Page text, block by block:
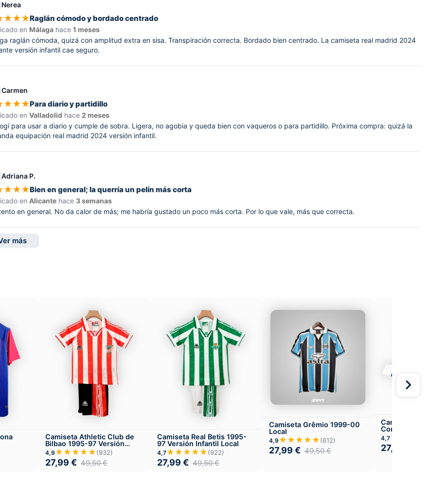
Nerea
★★★Raglán cómodo y bordado centrado
en Málaga hace1 meses
raglán cómoda, quizá con amplitud extra en sisa. Transpiración correcta. Bordado bien centrado. La camiseta real madrid 2024
versión infantil cae seguro.
Carmen
★★★Para diario y partidillo
enValladolid hace2 meses
para usar a diario y cumple de sobra. Ligera, no agobia y queda bien con vaqueros o para partidillo. Próxima compra: quizá la
equipación real madrid 2024 versión infantil.
Adriana P.
★★★Bien en general; la querría un pelín más corta
en Alicante hace 3 semanas
en general. No da calor de más; me habría gustado un poco más corta. Por lo que vale, más que correcta.
más
Camiseta Athletic Club de
Bilbao 1995-97 Versión
Infantil Local
4,9 ★★★★★(932)
27,99 € 49,50€
Camiseta Real Betis 1995-
97 Versión Infantil Local
4,7★★★★★(922)
27,99 € 49,50€
Camiseta Grêmio 1999-00
Local
4,9 ★★★★★(612)
27,99 € 49,50€
Camiseta
Coruña
4,7
27,99